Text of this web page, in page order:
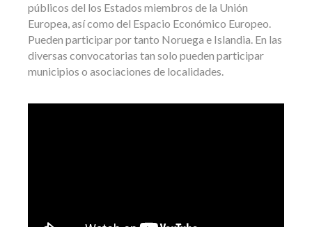
públicos del los Estados miembros de la Unión
Europea, así como del Espacio Económico Europeo.
Pueden participar por tanto Noruega e Islandia. En las
diversas convocatorias tan solo pueden participar
municipios o asociaciones de localidades.